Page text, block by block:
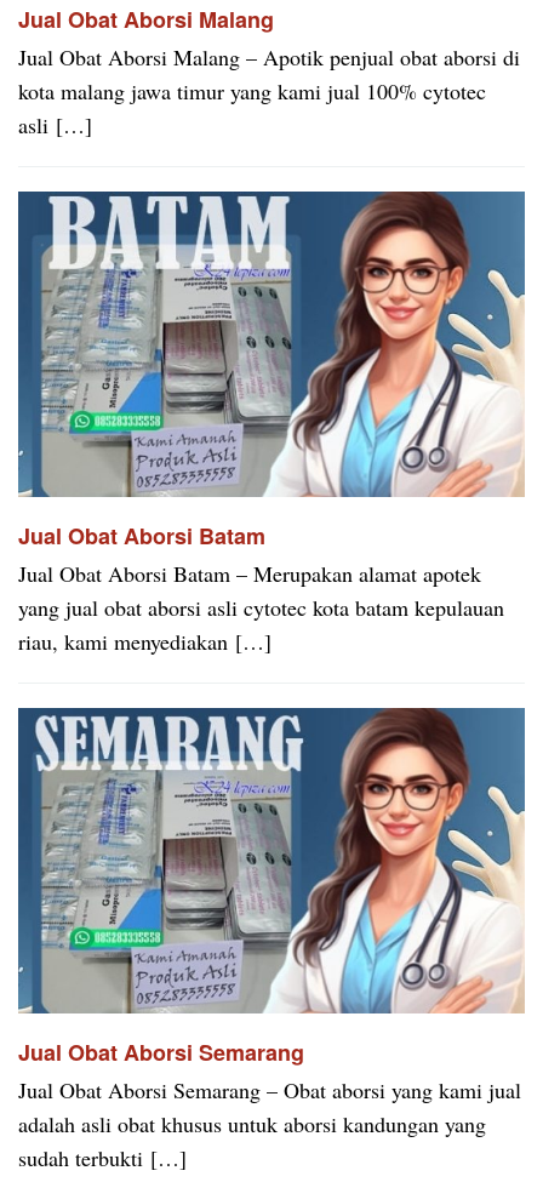
Jual Obat Aborsi Malang
Jual Obat Aborsi Malang – Apotik penjual obat aborsi di
kota malang jawa timur yang kami jual 100% cytotec
asli […]
Jual Obat Aborsi Batam
Jual Obat Aborsi Batam – Merupakan alamat apotek
yang jual obat aborsi asli cytotec kota batam kepulauan
riau, kami menyediakan […]
Jual Obat Aborsi Semarang
Jual Obat Aborsi Semarang – Obat aborsi yang kami jual
adalah asli obat khusus untuk aborsi kandungan yang
sudah terbukti […]